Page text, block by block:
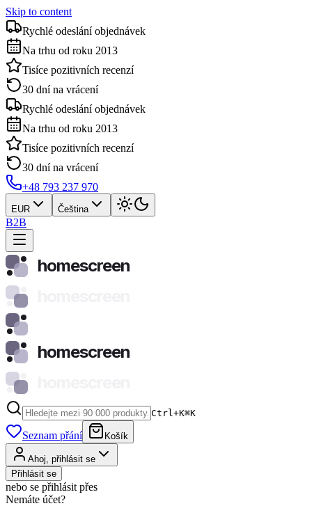
Skip to content
Rychlé odeslání objednávek
Na trhu od roku 2013
Tisíce pozitivních recenzí
30 dní na vrácení
Rychlé odeslání objednávek
Na trhu od roku 2013
Tisíce pozitivních recenzí
30 dní na vrácení
+48 793 237 970
EUR Čeština
B2B
homescreen
homescreen
Ctrl+K⌘K
Seznam přání Košík
Ahoj, přihlásit se
Přihlásit se
nebo se přihlásit přes
Nemáte účet?